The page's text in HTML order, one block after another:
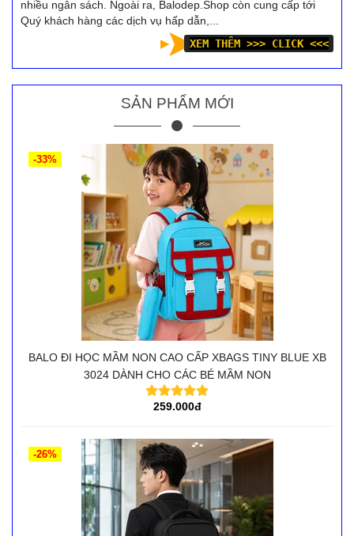
nhiều ngân sách. Ngoài ra, Balodep.Shop còn cung cấp tới
Quý khách hàng các dịch vụ hấp dẫn,...
XEM THÊM >>> CLICK <<<
SẢN PHẨM MỚI
BALO ĐI HỌC MẦM NON CAO CẤP XBAGS TINY BLUE XB
3024 DÀNH CHO CÁC BÉ MẦM NON
259.000đ
-33%
-26%